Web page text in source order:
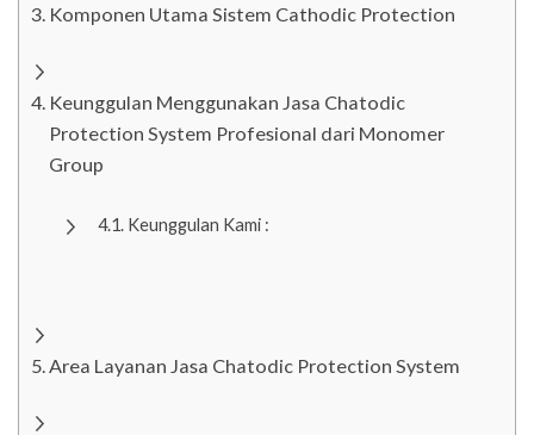
Komponen Utama Sistem Cathodic Protection
Keunggulan Menggunakan Jasa Chatodic
Protection System Profesional dari Monomer
Group
Keunggulan Kami :
Area Layanan Jasa Chatodic Protection System